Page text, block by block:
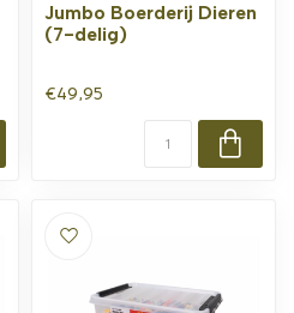
Jumbo Boerderij Dieren
(7-delig)
€49,95